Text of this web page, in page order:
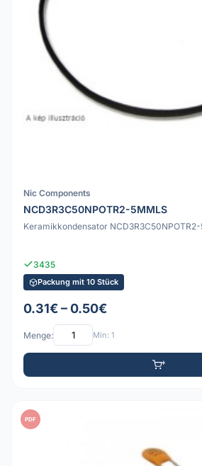
Nic Components
NCD3R3C50NPOTR2-5MMLS
Keramikkondensator
3435
Packung mit 10 Stück
0.31€ – 0.50€
Menge: Min: 1
PDF